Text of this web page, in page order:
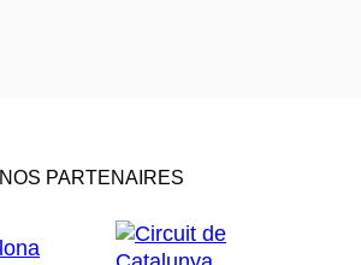
NOS PARTENAIRES